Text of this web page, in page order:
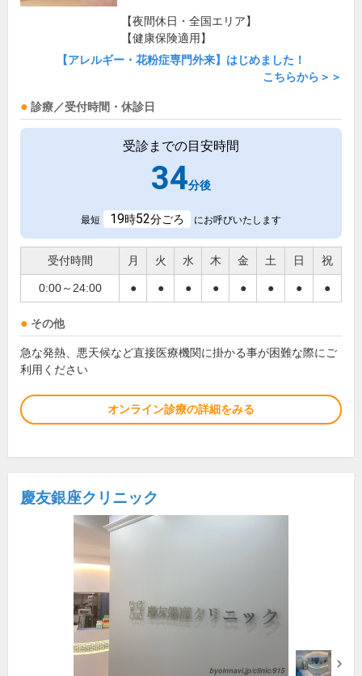
【夜間休日・全国エリア】
【健康保険適用】
【アレルギー・花粉症専門外来】はじめました！
こちらから＞＞
診療／受付時間・休診日
受診までの目安時間
34分後
最短 19時52分ごろ にお呼びいたします
受付時間 月 火 水 木 金 土 日 祝
0:00～24:00 ● ● ● ● ● ● ● ●
その他
急な発熱、悪天候など直接医療機関に掛かる事が困難な際にご
利用ください
オンライン診療の詳細をみる
慶友銀座クリニック